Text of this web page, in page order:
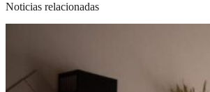
Noticias relacionadas